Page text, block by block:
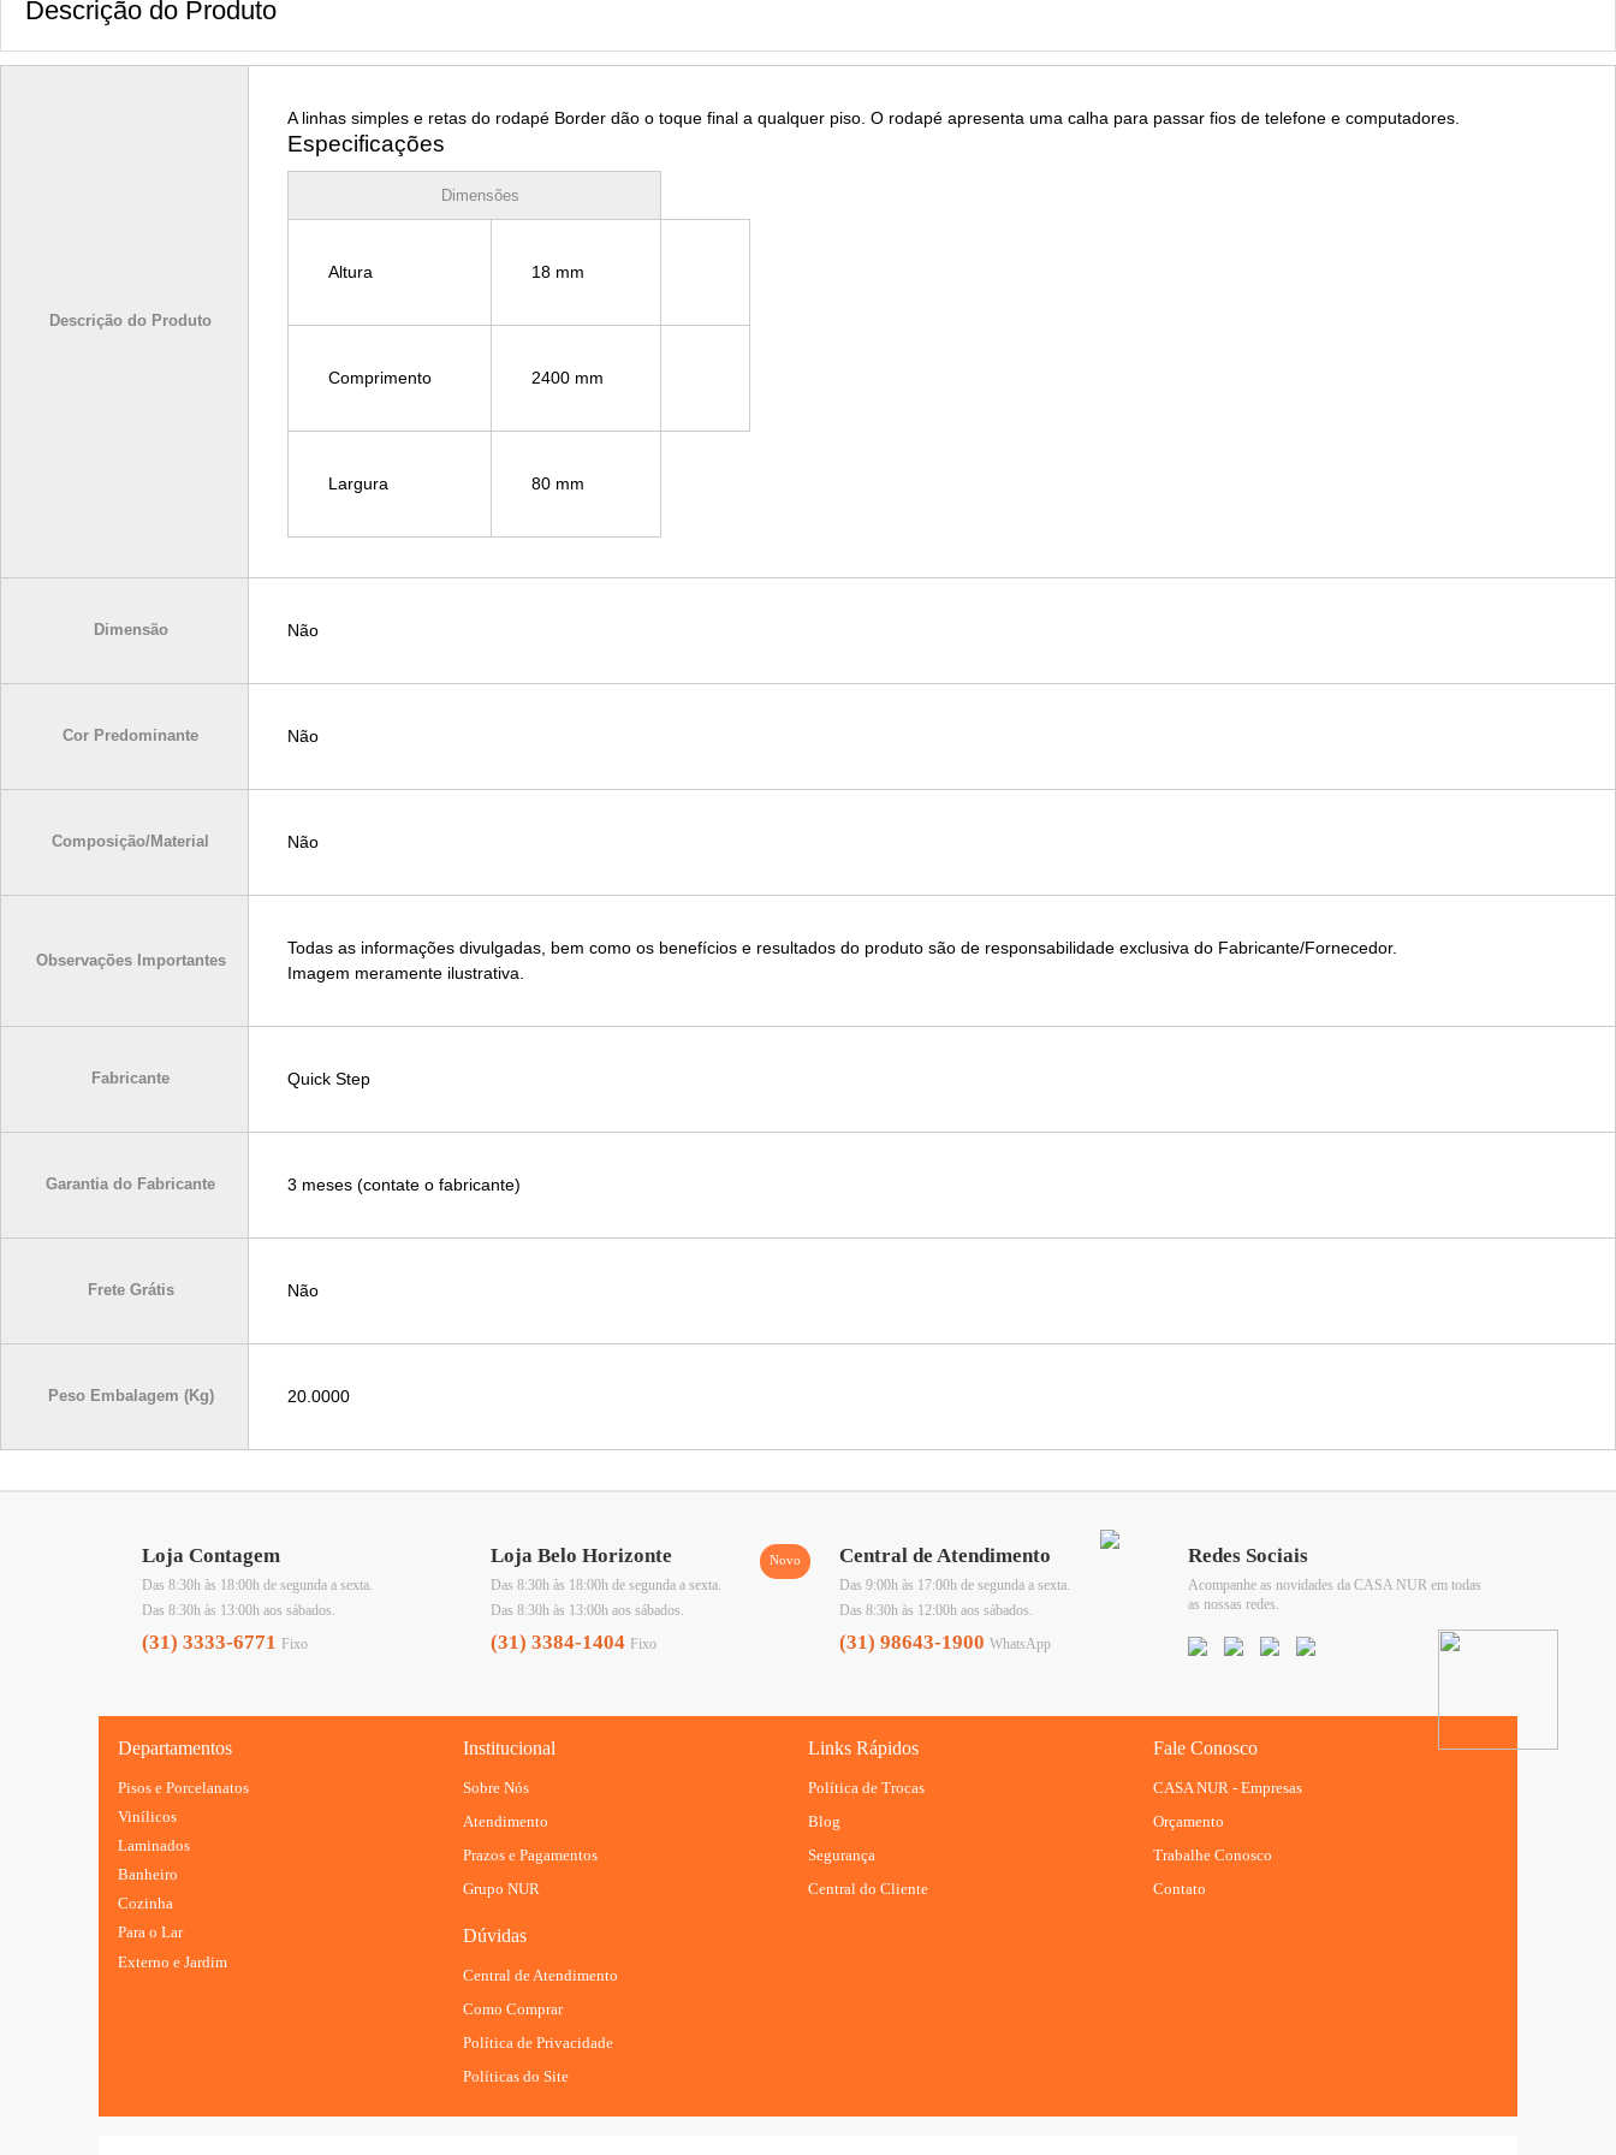
Descrição do Produto
Descrição do Produto
A linhas simples e retas do rodapé Border dão o toque final a qualquer piso. O rodapé apresenta uma calha para passar fios de telefone e computadores.
Especificações
Dimensões
Altura 18 mm
Comprimento 2400 mm
Largura 80 mm
Dimensão Não
Cor Predominante Não
Composição/Material Não
Observações Importantes
Todas as informações divulgadas, bem como os benefícios e resultados do produto são de responsabilidade exclusiva do Fabricante/Fornecedor.
Imagem meramente ilustrativa.
Fabricante Quick Step
Garantia do Fabricante 3 meses (contate o fabricante)
Frete Grátis Não
Peso Embalagem (Kg) 20.0000
Loja Contagem
Das 8:30h às 18:00h de segunda a sexta.
Das 8:30h às 13:00h aos sábados.
(31) 3333-6771 Fixo
Loja Belo Horizonte
Das 8:30h às 18:00h de segunda a sexta.
Das 8:30h às 13:00h aos sábados.
(31) 3384-1404 Fixo
Central de Atendimento
Das 9:00h às 17:00h de segunda a sexta.
Das 8:30h às 12:00h aos sábados.
(31) 98643-1900 WhatsApp
Redes Sociais
Acompanhe as novidades da CASA NUR em todas
as nossas redes.
Departamentos
Pisos e Porcelanatos
Vinílicos
Laminados
Banheiro
Cozinha
Para o Lar
Externo e Jardim
Institucional
Sobre Nós
Atendimento
Prazos e Pagamentos
Grupo NUR
Dúvidas
Central de Atendimento
Como Comprar
Política de Privacidade
Políticas do Site
Links Rápidos
Política de Trocas
Blog
Segurança
Central do Cliente
Fale Conosco
CASA NUR - Empresas
Orçamento
Trabalhe Conosco
Contato